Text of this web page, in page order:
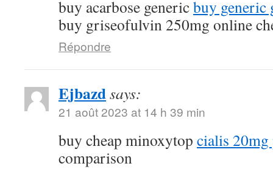
buy acarbose genericbuy generic
buy griseofulvin 250mg online
Répondre
Ejbazdsays:
21 août 2023 at 14 h 39 min
buy cheap minoxytop cialis
comparison